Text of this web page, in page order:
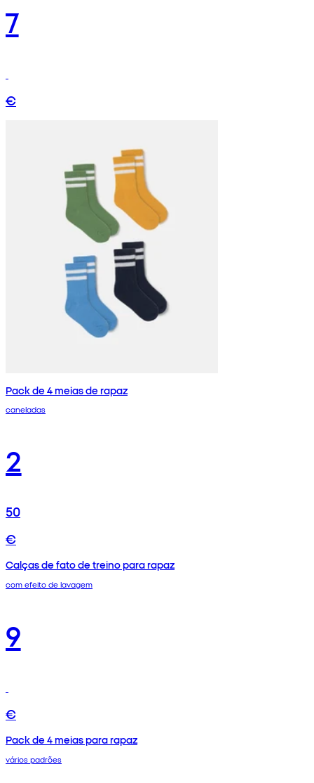
7
€
Pack de 4 meias de rapaz
caneladas
2
50
€
Calças de fato de treino para rapaz
com efeito de lavagem
9
€
Pack de 4 meias para rapaz
vários padrões